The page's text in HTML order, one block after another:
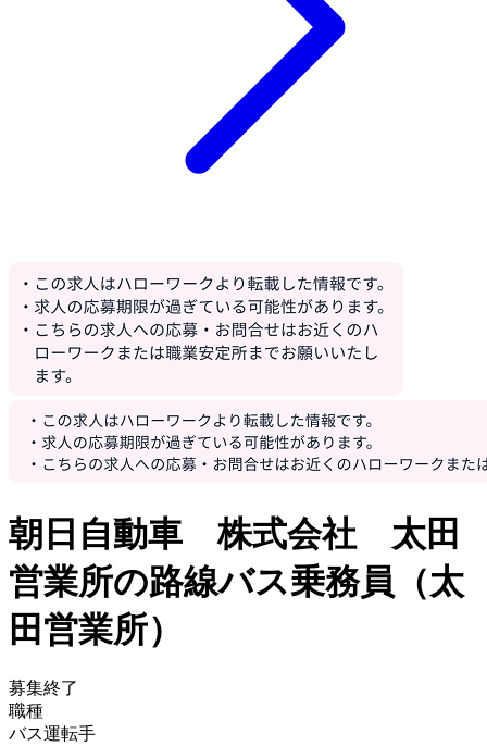
朝日自動車 株式会社 太田
営業所の路線バス乗務員（太
田営業所）
募集終了
職種
バス運転手